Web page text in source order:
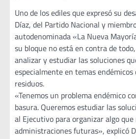
Uno de los ediles que expresó su
Díaz, del Partido Nacional y
autodenominada «La Nueva
su bloque no está en contra de
analizar y estudiar las soluciones
especialmente en temas
residuos.
«Tenemos un problema endémico
basura. Queremos estudiar las
al Ejecutivo para organizar algo
administraciones futuras», explicó